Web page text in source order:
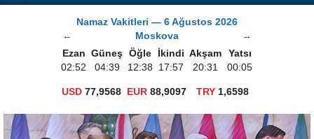
Namaz Vakitleri — 6 Ağustos 2026
←
Moskova
→
Ezan Güneş Öğle İkindi Akşam
Yatsı
02:52
04:39 12:38 17:57 20:31 00:05
USD 77,9568 EUR 88,9097 TRY1,6598